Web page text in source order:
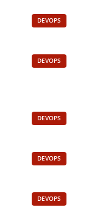
DEVOPS
DEVOPS
DEVOPS
DEVOPS
DEVOPS